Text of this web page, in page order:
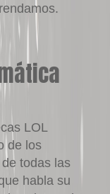
LOL
de los
todas las
habla su